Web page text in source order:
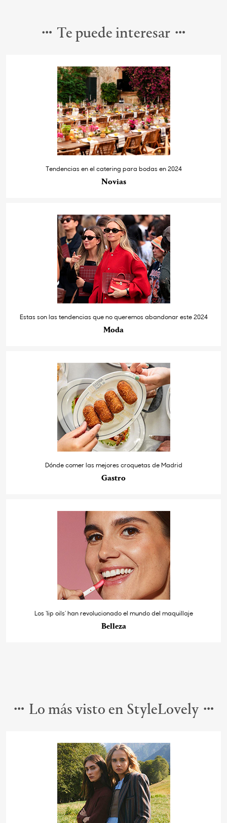
Te puede interesar
Tendencias en el catering para bodas en 2024
Novias
Estas son las tendencias que no queremos abandonar este 2024
Moda
Dónde comer las mejores croquetas de Madrid
Gastro
Los ‘lip oils’ han revolucionado el mundo del maquillaje
Belleza
Lo más visto en StyleLovely